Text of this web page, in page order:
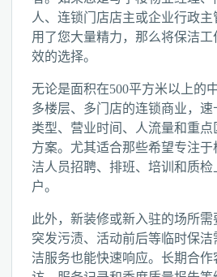
人、连锁门店店主或企业行政
用了您大量精力，那么将保洁
效的选择。
无论是面积在500平方米以上的
多楼层、多门店的连锁商业，
类型、营业时间、人流量和重
方案。尤其适合那些希望专注
洁人员招聘、排班、培训和质
户。
此外，新装修或新入驻的场所需
突发污渍、活动前后等临时保
洁服务也能快速响应。长期合作